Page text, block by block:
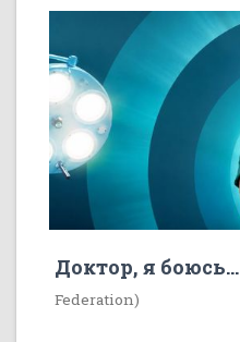
Доктор, я боюсь...
Federation)